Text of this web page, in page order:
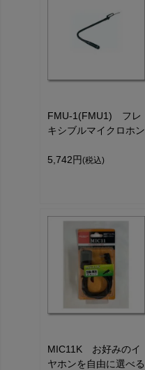
FMU-1(FMU1) フレ
キシブルマイクロホン
5,742円 (税込)
MIC11K お好みのイ
ヤホンを自由に選べる